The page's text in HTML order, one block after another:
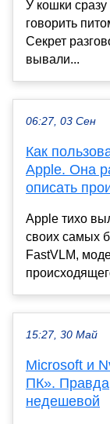
У кошки сразу
говорить
Секрет
вывали...
06:27, 03 Сен
Как
Apple. Она
описать
Apple тихо
своих самых
FastVLM,
15:27, 30 Май
Microsoft и
ПК».
недешевой